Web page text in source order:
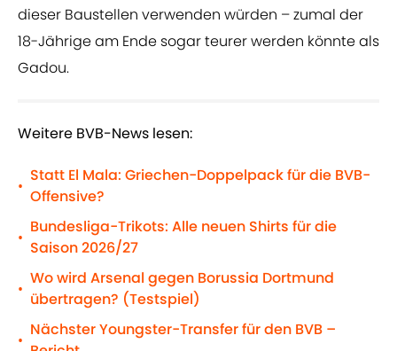
dieser Baustellen verwenden würden – zumal der
18-Jährige am Ende sogar teurer werden könnte als
Gadou.
Weitere BVB-News lesen:
•
Statt El Mala: Griechen-Doppelpack für die BVB-
Offensive?
•
Bundesliga-Trikots: Alle neuen Shirts für die
Saison 2026/27
•
Wo wird Arsenal gegen Borussia Dortmund
übertragen? (Testspiel)
•
Nächster Youngster-Transfer für den BVB –